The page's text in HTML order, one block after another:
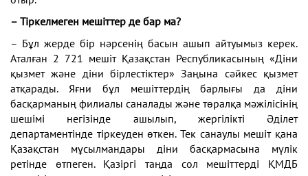
– Тіркелмеген мешіттер де бар ма?
– Бұл жерде бір нәрсенің басын ашып айтуымыз керек.
Аталған 2 721 мешіт Қазақстан Республикасының «Діни
қызмет және діни бірлестіктер» Заңына сәйкес қызмет
атқарады. Яғни бұл мешіттердің барлығы да діни
басқарманың филиалы саналады және төралқа мәжілісінің
шешімі негізінде ашылып, жергілікті Әділет
департаментінде тіркеуден өткен. Тек санаулы мешіт қана
Қазақстан мұсылмандары діни басқармасына мүлік
ретінде өтпеген. Қазіргі таңда сол мешіттерді ҚМДБ